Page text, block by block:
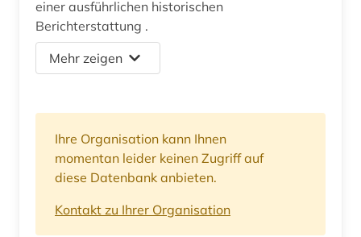
einer ausführlichen historischen
Berichterstattung .
Mehr zeigen
Ihre Organisation kann Ihnen
momentan leider keinen Zugriff auf
diese Datenbank anbieten.
Kontakt zu Ihrer Organisation